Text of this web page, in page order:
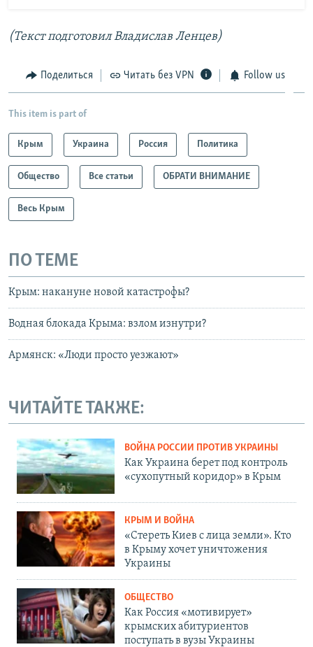
(Текст подготовил Владислав Ленцев)
Поделиться Читать без VPN Follow us
This item is part of
Крым Украина Россия Политика
Общество Все статьи ОБРАТИ ВНИМАНИЕ
Весь Крым
ПО ТЕМЕ
Крым: накануне новой катастрофы?
Водная блокада Крыма: взлом изнутри?
Армянск: «Люди просто уезжают»
ЧИТАЙТЕ ТАКЖЕ:
ВОЙНА РОССИИ ПРОТИВ УКРАИНЫ
Как Украина берет под контроль
«сухопутный коридор» в Крым
КРЫМ И ВОЙНА
«Стереть Киев с лица земли». Кто
в Крыму хочет уничтожения
Украины
ОБЩЕСТВО
Как Россия «мотивирует»
крымских абитуриентов
поступать в вузы Украины